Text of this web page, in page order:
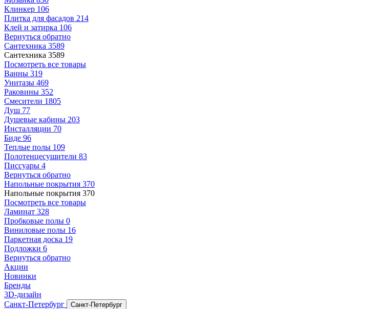
Клинкер 106
Плитка для фасадов 214
Клей и затирка 106
Вернуться обратно
Сантехника 3589
Сантехника 3589
Посмотреть все товары
Ванны 319
Унитазы 469
Раковины 352
Смесители 1805
Душ 77
Душевые кабины 203
Инсталляции 70
Биде 96
Теплые полы 109
Полотенцесушители 83
Писсуары 4
Вернуться обратно
Напольные покрытия 370
Напольные покрытия 370
Посмотреть все товары
Ламинат 328
Пробковые полы 0
Виниловые полы 16
Паркетная доска 19
Подложки 6
Вернуться обратно
Акции
Новинки
Бренды
3D-дизайн
Санкт-Петербург
Санкт-Петербург